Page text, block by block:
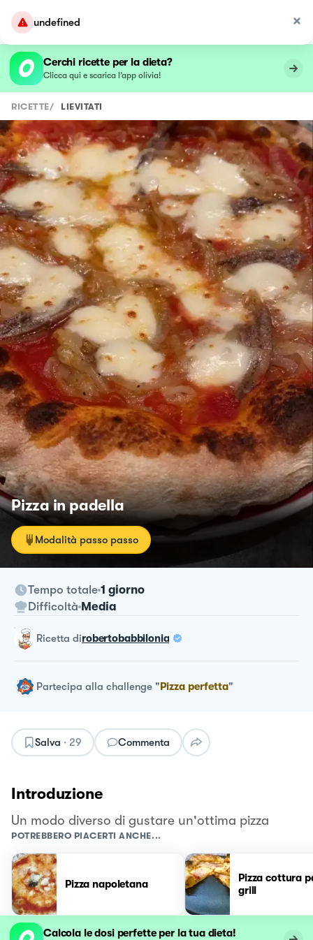
undefined
Cerchi ricette per la dieta?
Clicca qui e scarica l’app olivia!
RICETTE/ LIEVITATI
Pizza in padella
Modalità passo passo
Tempo totale 1 giorno
Difficoltà Media
ricetta dirobertobabbilonia
Partecipa alla challenge "Pizza perfetta"
Salva · 29 Commenta
Introduzione
Un modo diverso di gustare un'ottima pizza
POTREBBERO PIACERTI ANCHE...
Pizza napoletana
Pizza cottura
grill
Calcola le dosi perfette per la tua dieta!